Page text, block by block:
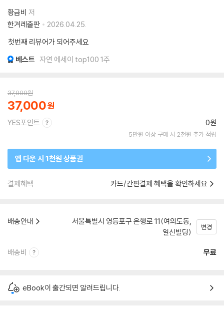
황금비 저
한겨레출판
2026.04.25.
첫번째 리뷰어가 되어주세요
베스트 자연 에세이 top100 1주
37,000원
37,000
YES포인트 0원
5만원 이상 구매 시 2천원 추가 적립
앱 다운 시 1천원 상품권
결제혜택 카드/간편결제 혜택을 확인하세요
배송안내
서울특별시 영등포구 은행로 11(여의도동,
일신빌딩)
변경
배송비 무료
eBook이 출간되면 알려드립니다.